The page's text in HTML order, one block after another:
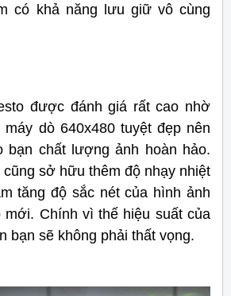
có khả năng lưu giữ vô cùng
được đánh giá rất cao nhờ
dò 640x480 tuyệt đẹp nên
bạn chất lượng ảnh hoàn hảo.
cũng sở hữu thêm độ nhạy nhiệt
tăng độ sắc nét của hình ảnh
mới. Chính vì thế hiệu suất của
bạn sẽ không phải thất vọng.